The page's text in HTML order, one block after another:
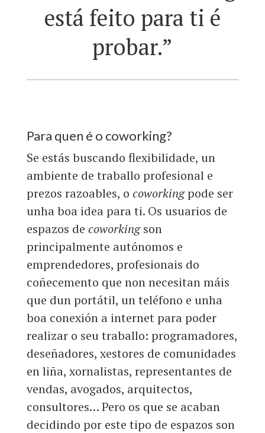
está feito para ti é
probar.”
Para quen é o coworking?
Se estás buscando flexibilidade, un
ambiente de traballo profesional e
prezos razoables, o coworkingpode ser
unha boa idea para ti. Os usuarios de
espazos de coworkingson
principalmente autónomos e
emprendedores, profesionais do
coñecemento que non necesitan máis
que dun portátil, un teléfono e unha
boa conexión a internet para poder
realizar o seu traballo: programadores,
deseñadores, xestores de comunidades
en liña, xornalistas, representantes de
vendas, avogados, arquitectos,
consultores… Pero os que se acaban
decidindo por este tipo de espazos son